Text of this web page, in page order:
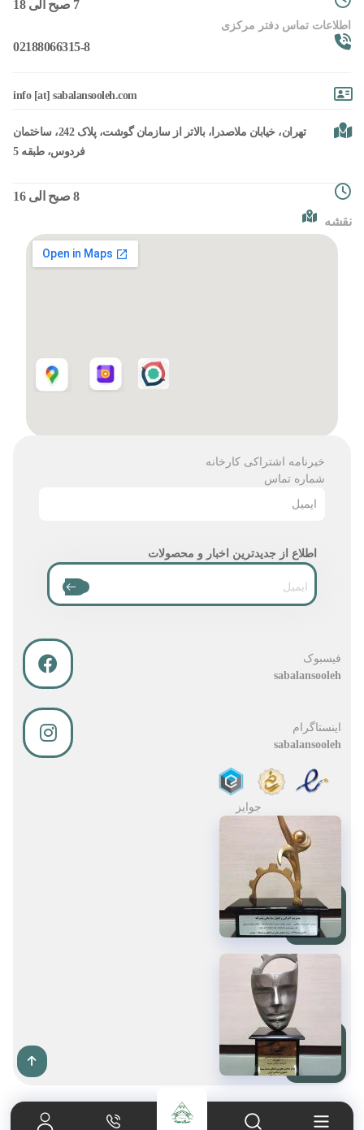
صفحه اصلی
7 صبح الی 18
اطلاعات تماس دفتر مرکزی
02188066315-8
info [at] sabalansooleh.com
تهران، خیابان ملاصدرا، بالاتر از سازمان گوشت، پلاک 242، ساختمان
فردوس، طبقه 5
8 صبح الی 16
نقشه
خبرنامه اشتراکی کارخانه
شماره تماس
ایمیل
اطلاع از جدیدترین اخبار و محصولات
فیسبوک
sabalansooleh
اینستاگرام
sabalansooleh
جوایز